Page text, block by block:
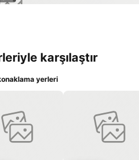
karşılaştır
yerleri